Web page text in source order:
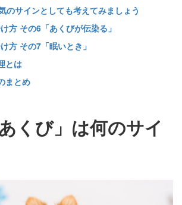
のサインとしても考えてみましょう
方 その6「あくびが伝染る」
方 その7「眠いとき」
とは
まとめ
くび」は何のサイ